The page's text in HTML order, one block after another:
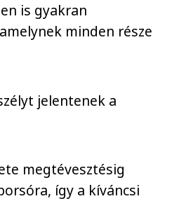
is gyakran
minden része
jelentenek a
megtévesztésig
így a kíváncsi